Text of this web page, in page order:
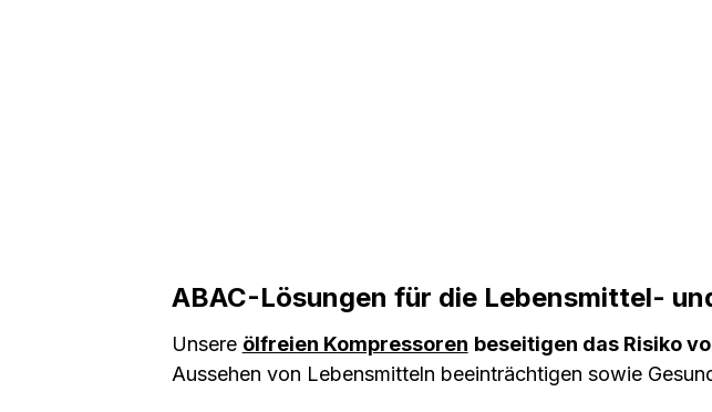
ABAC-Lösungen für die Lebensmittel-
Unsere ölfreien Kompressoren beseitigen das Risiko
Aussehen von Lebensmitteln beeinträchtigen sowie